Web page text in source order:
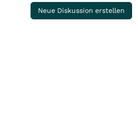
Neue Diskussion erstellen